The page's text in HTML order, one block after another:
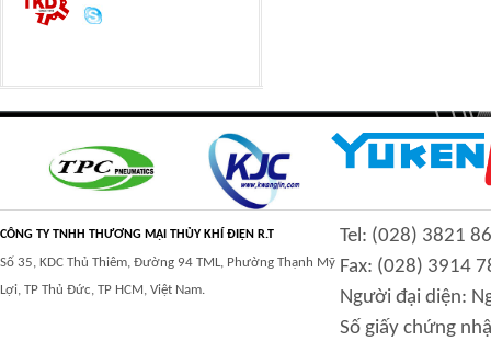
CLASS 900 TRUNNION
MOUNTED BALL
CLASS 2500
TRUNNION MOUNTED
CÔNG TY TNHH THƯƠNG MẠI THỦY KHÍ ĐIỆN R.T
Số 35, KDC Thủ Thiêm, Đường 94 TML, Phường Thạnh Mỹ
Lợi, TP Thủ Đức, TP HCM, Việt Nam.
Tel: (028) 3821
Fax: (028) 3914
Người đại diện:
Số giấy chứng